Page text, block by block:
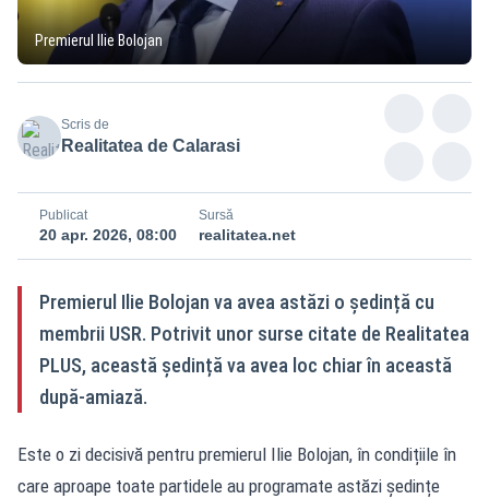
Premierul Ilie Bolojan
Scris de
Realitatea de Calarasi
Publicat
20 apr. 2026, 08:00
Sursă
realitatea.net
Premierul Ilie Bolojan va avea astăzi o ședință cu
membrii USR. Potrivit unor surse citate de Realitatea
PLUS, această ședință va avea loc chiar în această
după-amiază.
Este o zi decisivă pentru premierul Ilie Bolojan, în condițiile în
care aproape toate partidele au programate astăzi ședințe